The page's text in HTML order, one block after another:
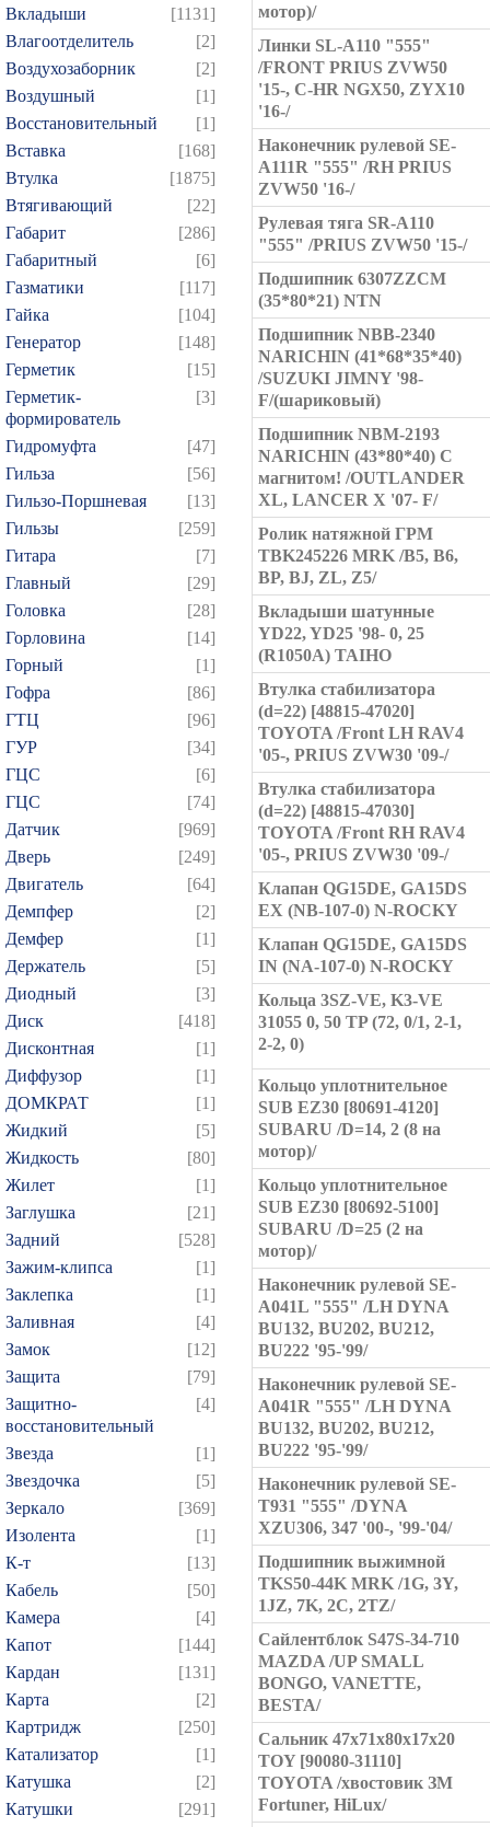
Вкладыши
[1131]
Влагоотделитель
[2]
Воздухозаборник
[2]
Воздушный
[1]
Восстановительный
[1]
Вставка
[168]
Втулка
[1875]
Втягивающий
[22]
Габарит
[286]
Габаритный
[6]
Газматики
[117]
Гайка
[104]
Генератор
[148]
Герметик
[15]
Герметик-
формирователь
[3]
Гидромуфта
[47]
Гильза
[56]
Гильзо-Поршневая
[13]
Гильзы
[259]
Гитара
[7]
Главный
[29]
Головка
[28]
Горловина
[14]
Горный
[1]
Гофра
[86]
ГТЦ
[96]
ГУР
[34]
ГЦC
[6]
ГЦС
[74]
Датчик
[969]
Дверь
[249]
Двигатель
[64]
Демпфер
[2]
Демфер
[1]
Держатель
[5]
Диодный
[3]
Диск
[418]
Дисконтная
[1]
Диффузор
[1]
ДОМКРАТ
[1]
Жидкий
[5]
Жидкость
[80]
Жилет
[1]
Заглушка
[21]
Задний
[528]
Зажим-клипса
[1]
Заклепка
[1]
Заливная
[4]
Замок
[12]
Защита
[79]
Защитно-
восстановительный
[4]
Звезда
[1]
Звездочка
[5]
Зеркало
[369]
Изолента
[1]
К-т
[13]
Кабель
[50]
Камера
[4]
Капот
[144]
Кардан
[131]
Карта
[2]
Картридж
[250]
Катализатор
[1]
Катушка
[2]
Катушки
[291]
мотор)/
Линки SL-A110 "555"
/FRONT PRIUS ZVW50
'15-, C-HR NGX50, ZYX10
'16-/
Наконечник рулевой SE-
A111R "555" /RH PRIUS
ZVW50 '16-/
Рулевая тяга SR-A110
"555" /PRIUS ZVW50 '15-/
Подшипник 6307ZZCM
(35*80*21) NTN
Подшипник NBB-2340
NARICHIN (41*68*35*40)
/SUZUKI JIMNY '98-
F/(шариковый)
Подшипник NBM-2193
NARICHIN (43*80*40) С
магнитом! /OUTLANDER
XL, LANCER X '07- F/
Ролик натяжной ГРМ
TBK245226 MRK /B5, B6,
BP, BJ, ZL, Z5/
Вкладыши шатунные
YD22, YD25 '98- 0, 25
(R1050A) TAIHO
Втулка стабилизатора
(d=22) [48815-47020]
TOYOTA /Front LH RAV4
'05-, PRIUS ZVW30 '09-/
Втулка стабилизатора
(d=22) [48815-47030]
TOYOTA /Front RH RAV4
'05-, PRIUS ZVW30 '09-/
Клапан QG15DE, GA15DS
EX (NB-107-0) N-ROCKY
Клапан QG15DE, GA15DS
IN (NA-107-0) N-ROCKY
Кольца 3SZ-VE, K3-VE
31055 0, 50 TP (72, 0/1, 2-1,
2-2, 0)
Кольцо уплотнительное
SUB EZ30 [80691-4120]
SUBARU /D=14, 2 (8 на
мотор)/
Кольцо уплотнительное
SUB EZ30 [80692-5100]
SUBARU /D=25 (2 на
мотор)/
Наконечник рулевой SE-
A041L "555" /LH DYNA
BU132, BU202, BU212,
BU222 '95-'99/
Наконечник рулевой SE-
A041R "555" /LH DYNA
BU132, BU202, BU212,
BU222 '95-'99/
Наконечник рулевой SE-
T931 "555" /DYNA
XZU306, 347 '00-, '99-'04/
Подшипник выжимной
TKS50-44K MRK /1G, 3Y,
1JZ, 7K, 2C, 2TZ/
Сайлентблок S47S-34-710
MAZDA /UP SMALL
BONGO, VANETTE,
BESTA/
Сальник 47x71x80x17x20
TOY [90080-31110]
TOYOTA /хвостовик ЗМ
Fortuner, HiLux/